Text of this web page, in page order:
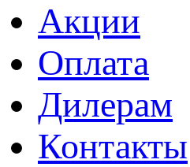
Акции
Оплата
Дилерам
Контакты